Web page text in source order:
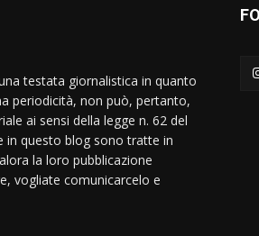
testata giornalistica in quanto
periodicità, non può, pertanto,
ai sensi della legge n. 62 del
in questo blog sono tratte in
la loro pubblicazione
vogliate comunicarcelo e